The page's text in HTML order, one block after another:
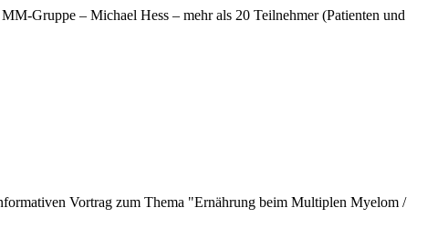
Gruppe – Michael Hess – mehr als 20 Teilnehmer (Patienten und
Vortrag zum Thema "Ernährung beim Multiplen Myelom /